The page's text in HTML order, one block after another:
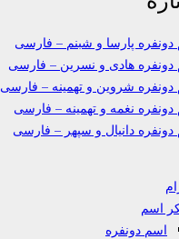
دونفره پارسا و شبنم – فارسی
دونفره هادی و نسرین – فارسی
دونفره شروین و تهمینه – فارسی
نغمه و تهمینه – فارسی
دانیال و سپهر – فارسی
اسم
اسم دونفره